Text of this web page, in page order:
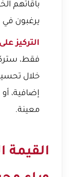
باقاتهم
يرغبون في
التركيز
فقط،
خلال
إضافية،
معينة.